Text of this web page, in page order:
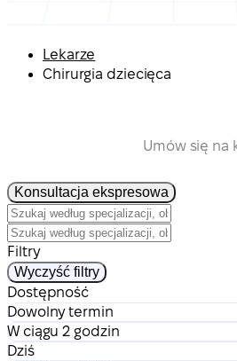
Lekarze
Chirurgia dziecięca
Umów się na
Konsultacja ekspresowa
Filtry
Wyczyść filtry
Dostępność
Dowolny termin
W ciągu 2 godzin
Dziś